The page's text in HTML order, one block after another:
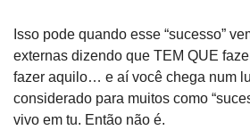
Isso pode quando esse “sucesso”
externas dizendo que TEM QUE
fazer aquilo… e aí você chega num
considerado para muitos como
vivo em tu. Então não é.